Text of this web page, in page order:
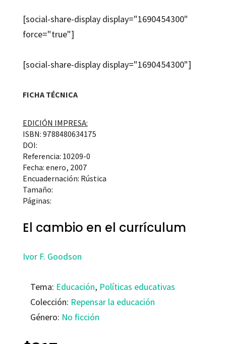
[social-share-display display="1690454300"
force="true"]
[social-share-display display="1690454300"]
FICHA TÉCNICA
EDICIÓN IMPRESA:
ISBN: 9788480634175
DOI:
Referencia: 10209-0
Fecha: enero, 2007
Encuadernación: Rústica
Tamaño:
Páginas:
El cambio en el currículum
Ivor F. Goodson
Tema: Educación, Políticas educativas
Colección: Repensar la educación
Género: No ficción